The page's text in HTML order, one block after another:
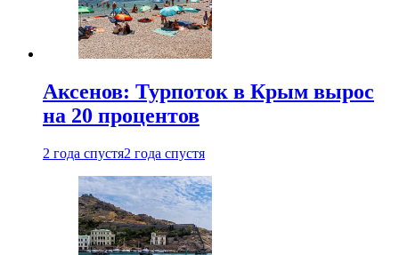
Аксенов: Турпоток в Крым вырос
на 20 процентов
2 года спустя2 года спустя